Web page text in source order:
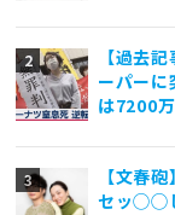
【過去
ーパー
は7200万
【文春
セッ◯◯